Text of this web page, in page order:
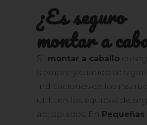
¿Es seguro
montar a
Sí, montar a caballo es
siempre y cuando se
indicaciones de los
utilicen los equipos de
apropiados. En Pequeñas